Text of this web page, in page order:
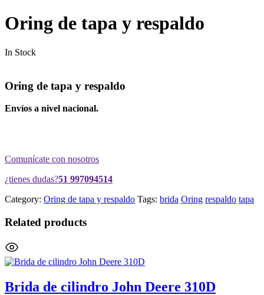
Oring de tapa y respaldo
In Stock
Oring de tapa y respaldo
Envíos a nivel nacional.
Comunícate con nosotros
¿tienes dudas?51 997094514
Category: Oring de tapa y respaldo Tags: brida Oring respaldo tapa
Related products
Brida de cilindro John Deere 310D